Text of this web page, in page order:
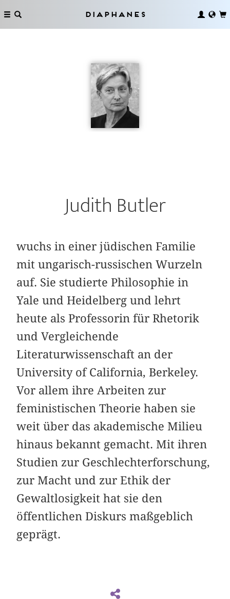
Diaphanes
Judith Butler
wuchs in einer jüdischen Familie
mit ungarisch-russischen Wurzeln
auf. Sie studierte Philosophie in
Yale und Heidelberg und lehrt
heute als Professorin für Rhetorik
und Vergleichende
Literaturwissenschaft an der
University of California, Berkeley.
Vor allem ihre Arbeiten zur
feministischen Theorie haben sie
weit über das akademische Milieu
hinaus bekannt gemacht. Mit ihren
Studien zur Geschlechterforschung,
zur Macht und zur Ethik der
Gewaltlosigkeit hat sie den
öffentlichen Diskurs maßgeblich
geprägt.